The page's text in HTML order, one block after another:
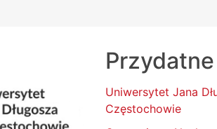
Uniwersytet Jana
Częstochowie